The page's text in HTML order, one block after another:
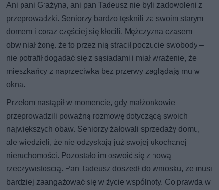
Ani pani Grażyna, ani pan Tadeusz nie byli zadowoleni z
przeprowadzki. Seniorzy bardzo tęsknili za swoim starym
domem i coraz częściej się kłócili. Mężczyzna czasem
obwiniał żonę, że to przez nią stracił poczucie swobody –
nie potrafił dogadać się z sąsiadami i miał wrażenie, że
mieszkańcy z naprzeciwka bez przerwy zaglądają mu w
okna.
Przełom nastąpił w momencie, gdy małżonkowie
przeprowadzili poważną rozmowę dotyczącą swoich
największych obaw. Seniorzy żałowali sprzedaży domu,
ale wiedzieli, że nie odzyskają już swojej ukochanej
nieruchomości. Pozostało im oswoić się z nową
rzeczywistością. Pan Tadeusz doszedł do wniosku, że musi
bardziej zaangażować się w życie wspólnoty. Co prawda w